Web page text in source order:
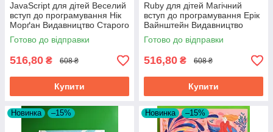
JavaScript для дітей Веселий
вступ до програмування Нік
Морґан Видавництво Старого
Лева
Готово до відправки
516,80 ₴ 608 ₴
Купити
Ruby для дітей Магічний
вступ до програмування Ерік
Вайнштейн Видавництво
Старого Лева
Готово до відправки
516,80 ₴ 608 ₴
Купити
Новинка –15% Новинка –15%